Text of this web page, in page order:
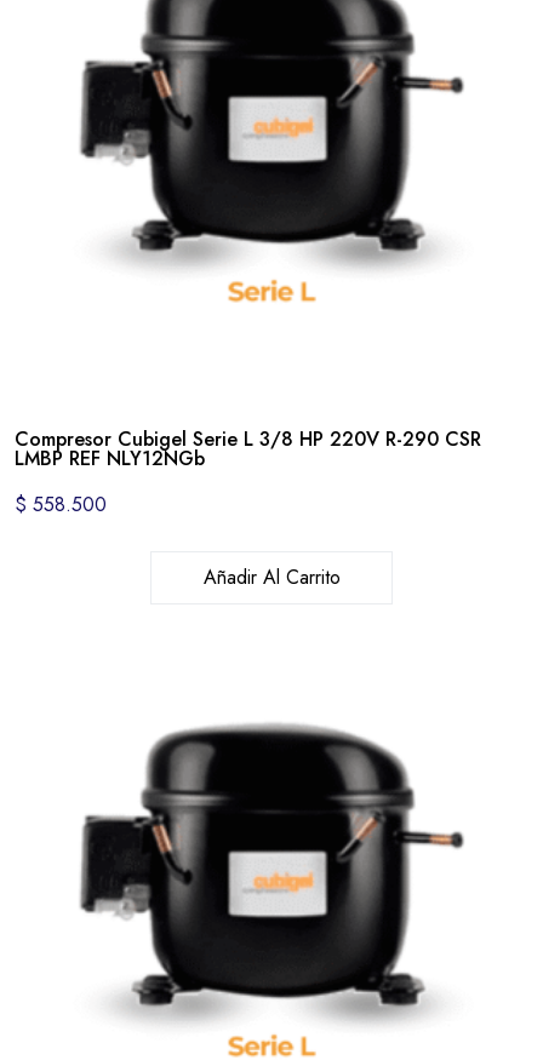
Compresor Cubigel Serie L 3/8 HP 220V R-290 CSR
LMBP REF NLY12NGb
$ 558.500
Añadir Al Carrito